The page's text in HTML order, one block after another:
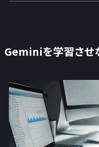
Geminiを学習させ